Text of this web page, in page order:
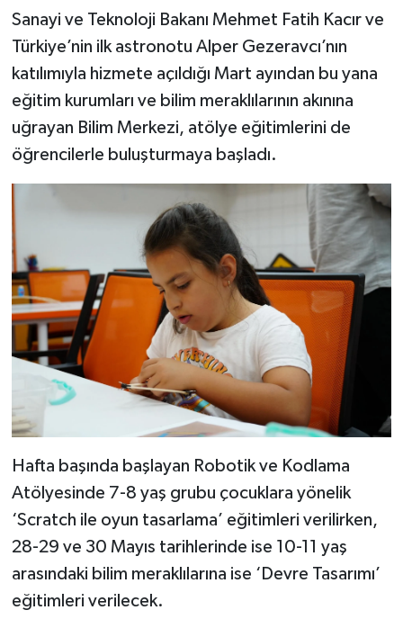
Sanayi ve Teknoloji Bakanı Mehmet Fatih Kacır ve
Türkiye’nin ilk astronotu Alper Gezeravcı’nın
katılımıyla hizmete açıldığı Mart ayından bu yana
eğitim kurumları ve bilim meraklılarının akınına
uğrayan Bilim Merkezi, atölye eğitimlerini de
öğrencilerle buluşturmaya başladı.
Hafta başında başlayan Robotik ve Kodlama
Atölyesinde 7-8 yaş grubu çocuklara yönelik
‘Scratch ile oyun tasarlama’ eğitimleri verilirken,
28-29 ve 30 Mayıs tarihlerinde ise 10-11 yaş
arasındaki bilim meraklılarına ise ‘Devre Tasarımı’
eğitimleri verilecek.